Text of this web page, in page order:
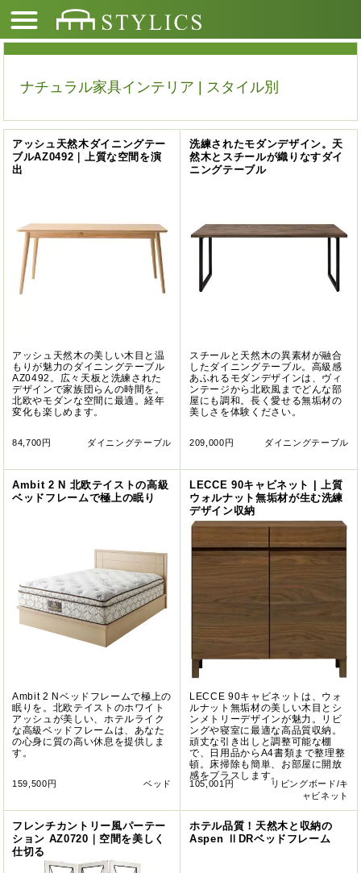
ナチュラル家具インテリア | スタイル別
アッシュ天然木ダイニングテー
ブルAZ0492｜上質な空間を演
出
アッシュ天然木の美しい木目と温
もりが魅力のダイニングテーブル
AZ0492。広々天板と洗練された
デザインで家族団らんの時間を。
北欧やモダンな空間に最適。経年
変化も楽しめます。
84,700円 ダイニングテーブル
洗練されたモダンデザイン。天
然木とスチールが織りなすダイ
ニングテーブル
スチールと天然木の異素材が融合
したダイニングテーブル。高級感
あふれるモダンデザインは、ヴィ
ンテージから北欧風までどんな部
屋にも調和。長く愛せる無垢材の
美しさを体験ください。
209,000円 ダイニングテーブル
Ambit 2 N 北欧テイストの高級
ベッドフレームで極上の眠り
Ambit 2 Nベッドフレームで極上の
眠りを。北欧テイストのホワイト
アッシュが美しい、ホテルライク
な高級ベッドフレームは、あなた
の心身に質の高い休息を提供しま
す。
159,500円 ベッド
LECCE 90キャビネット | 上質
ウォルナット無垢材が生む洗練
デザイン収納
LECCE 90キャビネットは、ウォ
ルナット無垢材の美しい木目とシ
ンメトリーデザインが魅力。リビ
ングや寝室に最適な高品質収納。
頑丈な引き出しと調整可能な棚
で、日用品からA4書類まで整理整
頓。床掃除も簡単、お部屋に開放
感をプラスします。
105,001円
リビングボード/キ
ャビネット
フレンチカントリー風パーテー
ション AZ0720｜空間を美しく
仕切る
ホテル品質！天然木と収納の
Aspen ⅡDRベッドフレーム